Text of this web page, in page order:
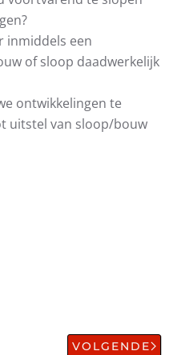
inmiddels een
of sloop daadwerkelijk
ontwikkelingen te
uitstel van sloop/bouw
VOLGENDE